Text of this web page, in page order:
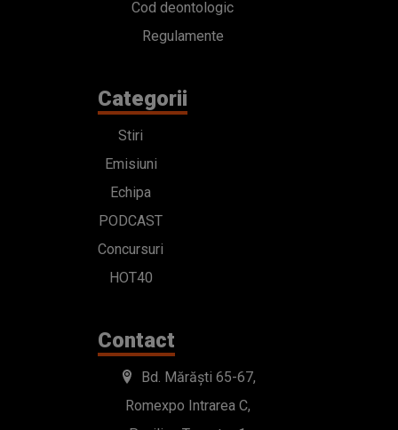
Cod deontologic
Regulamente
Categorii
Stiri
Emisiuni
Echipa
PODCAST
Concursuri
HOT40
Contact
Bd. Mărăști 65-67,
Romexpo Intrarea C,